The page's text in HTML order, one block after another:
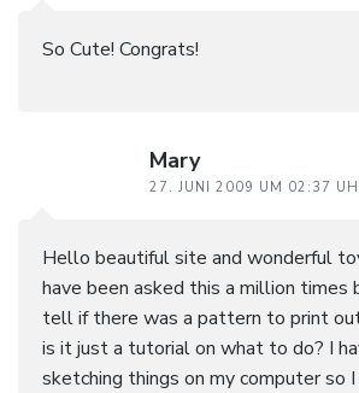
So Cute! Congrats!
Mary
27. JUNI 2009 UM 02:37
Hello beautiful site and wonderful
have been asked this a million times
tell if there was a pattern to print
is it just a tutorial on what to do? I
sketching things on my computer so